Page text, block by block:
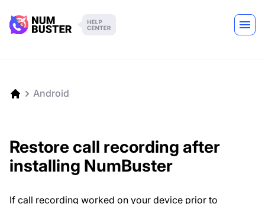
Android
Restore call recording after
installing NumBuster
If call recording worked on your device prior to